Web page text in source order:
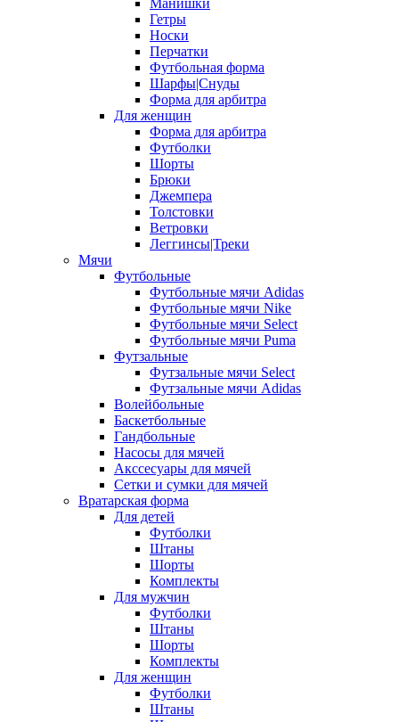
Манишки
Гетры
Носки
Перчатки
Футбольная форма
Шарфы|Снуды
Форма для арбитра
Для женщин
Форма для арбитра
Футболки
Шорты
Брюки
Джемпера
Толстовки
Ветровки
Леггинсы|Треки
Мячи
Футбольные
Футбольные мячи Adidas
Футбольные мячи Nike
Футбольные мячи Select
Футбольные мячи Puma
Футзальные
Футзальные мячи Select
Футзальные мячи Adidas
Волейбольные
Баскетбольные
Гандбольные
Насосы для мячей
Акссесуары для мячей
Сетки и сумки для мячей
Вратарская форма
Для детей
Футболки
Штаны
Шорты
Комплекты
Для мужчин
Футболки
Штаны
Шорты
Комплекты
Для женщин
Футболки
Штаны